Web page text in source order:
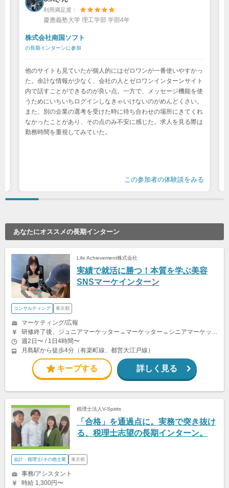
利用満足度：
慶應義塾大学 理工学部 学部4年
株式会社南国ソフト
の長期インターンに参加
他のサイトも見ていたが個人的にはゼロワンが一番使いやすかっ
た。余計な情報が少なく、会社の人とゼロワンインターンサイト
内で話すことができるのが良い点。一方で、メッセージ機能を使
うためにいちいちログインしなきゃいけないのがめんどくさい。
また、別の企業の選考を受けた時に待ち合わせの場所にきてくれ
なかったことがあり、その点のみ不安に感じた。求人を見る際は
勤務時間を重視してみていた。
この参加者の体験談をみる
あなたにオススメの長期インターン
Life Achievement株式会社
実績で就活に勝つ！本質を学ぶ美容
SNSマーケインターン
コンサルティング 東京都
マーケティング/広報
研修終了後、ジュニアマーケッター→マーケッター→シニアマーケッター→副主任→主任→マネージャーと昇格していきます。 ・ジュニアマーケッター＆マーケッター＆シニアマーケッター SNSアカウントへの投稿1件につき1,000円〜4,000円 成果報酬1件につき2,500円 ・副主任＆主任 固定報酬8〜15万円/月 +成果購入・再生数達成によるインセンティブ ※週20時間以上の稼働目安 ・マネージャー 固定報酬15〜20万円/月 +成果購入・再生数達成によるインセンティブ ※週20時間以上の稼働目安 学生インターンの平均報酬は月8万円前後（時給換算2,000円以上）です。
週2日〜 / 1日4時間〜
月島駅から徒歩4分（有楽町線、都営大江戸線）
キープする 詳しく見る
税理士法人V-Spirits
「合格」を通過点に。実務で突き抜け
る、税理士志望の長期インターン。
会計・税理士/その他士業 東京都
事務/アシスタント
時給 1,300円〜